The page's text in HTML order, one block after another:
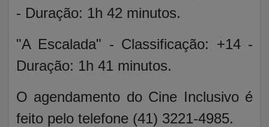
- Duração: 1h 42 minutos.
"A Escalada" - Classificação: +14 -
Duração: 1h 41 minutos.
O agendamento do Cine Inclusivo é
feito pelo telefone (41) 3221-4985.